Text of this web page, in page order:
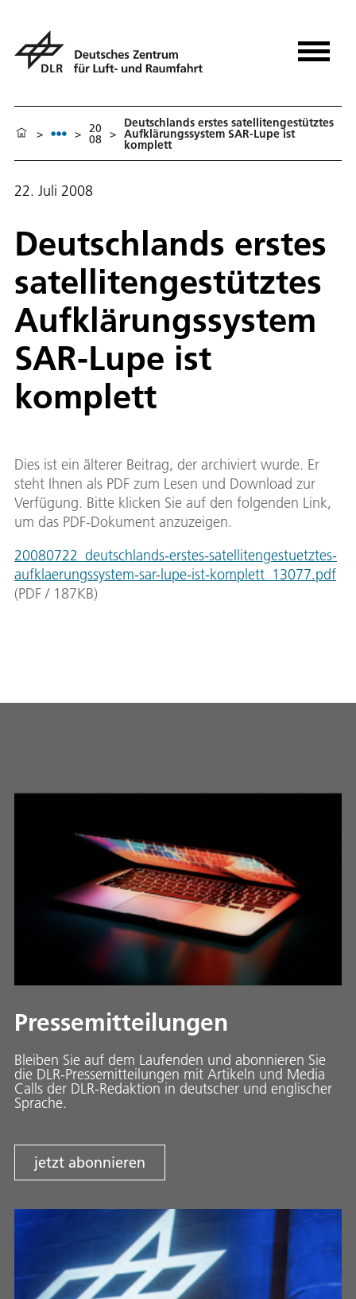
> > 20
08 >
Deutschlands erstes satellitengestütztes
Aufklärungssystem SAR-Lupe ist
komplett
22. Juli 2008
Deutschlands erstes
satellitengestütztes
Aufklärungssystem
SAR-Lupe ist
komplett
Dies ist ein älterer Beitrag, der archiviert wurde. Er
steht Ihnen als PDF zum Lesen und Download zur
Verfügung. Bitte klicken Sie auf den folgenden Link,
um das PDF-Dokument anzuzeigen.
20080722_deutschlands-erstes-satellitengestuetztes-
aufklaerungssystem-sar-lupe-ist-komplett_13077.pdf
(PDF / 187KB)
Pressemitteilungen
Bleiben Sie auf dem Laufenden und abonnieren Sie
die DLR-Pressemitteilungen mit Artikeln und Media
Calls der DLR-Redaktion in deutscher und englischer
Sprache.
jetzt abonnieren